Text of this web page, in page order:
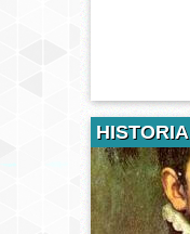
HISTORIA